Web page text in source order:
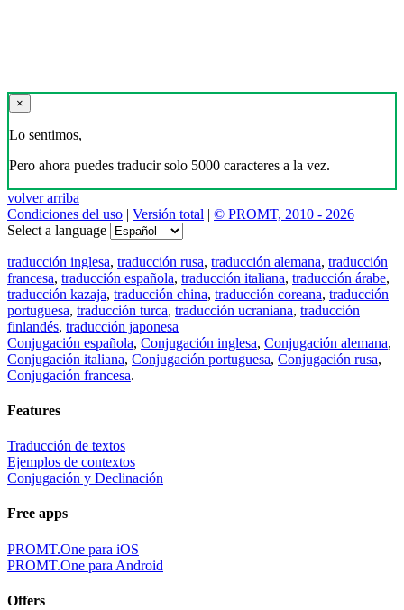
×
Lo sentimos,
Pero ahora puedes traducir solo 5000 caracteres a la vez.
volver arriba
Condiciones del uso | Versión total | © PROMT, 2010 - 2026
Select a language
traducción inglesa, traducción rusa, traducción alemana, traducción
francesa, traducción española, traducción italiana, traducción árabe,
traducción kazaja, traducción china, traducción coreana, traducción
portuguesa, traducción turca, traducción ucraniana, traducción
finlandés, traducción japonesa
Conjugación española, Conjugación inglesa, Conjugación alemana,
Conjugación italiana, Conjugación portuguesa, Conjugación rusa,
Conjugación francesa.
Features
Traducción de textos
Ejemplos de contextos
Conjugación y Declinación
Free apps
PROMT.One para iOS
PROMT.One para Android
Offers